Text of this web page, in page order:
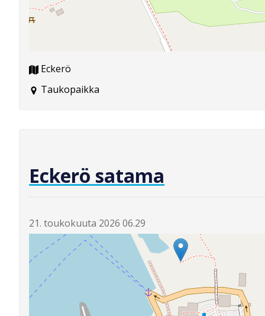
Eckerö
Taukopaikka
Eckerö satama
21. toukokuuta 2026 06.29